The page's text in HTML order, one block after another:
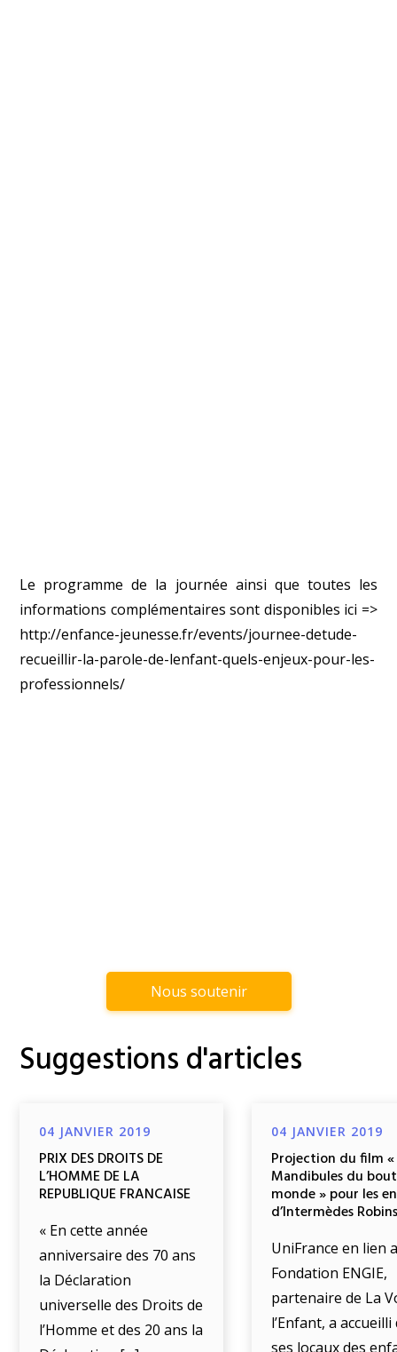
Le programme de la journée ainsi que toutes les
informations complémentaires sont disponibles ici =>
http://enfance-jeunesse.fr/events/journee-detude-
recueillir-la-parole-de-lenfant-quels-enjeux-pour-les-
professionnels/
Nous soutenir
Suggestions d'articles
04 JANVIER 2019
PRIX DES DROITS DE
L’HOMME DE LA
REPUBLIQUE FRANCAISE
« En cette année
anniversaire des 70 ans
la Déclaration
universelle des Droits de
l’Homme et des 20 ans la
04 JANVIER 2019
Projection du film «
Mandibules du
monde » pour les
d’Intermèdes
UniFrance en lien
Fondation ENGIE,
partenaire de La
l’Enfant, a accueilli
ses locaux des